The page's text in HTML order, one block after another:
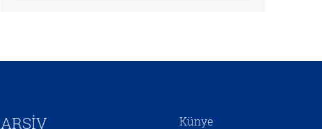
siyasî desteğini hem jeopolitik
hızlandırıp Yeni Ahit
ARŞİV
Künye